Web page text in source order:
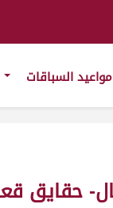
مواعيد السباقات